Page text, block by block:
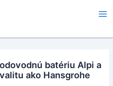
batériu Alpi a
ako Hansgrohe